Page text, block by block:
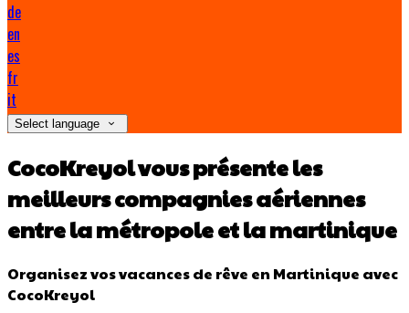
de
en
es
fr
it
Select language
CocoKreyol vous présente les
meilleurs compagnies aériennes
entre la métropole et la martinique
Organisez vos vacances de rêve en Martinique avec
CocoKreyol